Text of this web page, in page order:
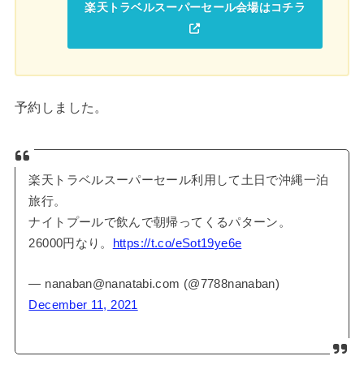
楽天トラベルスーパーセール会場はコチラ
予約しました。
楽天トラベルスーパーセール利用して土日で沖縄一泊
旅行。
ナイトプールで飲んで朝帰ってくるパターン。
26000円なり。
https://t.co/eSot19ye6e
— nanaban@nanatabi.com (@7788nanaban)
December 11, 2021